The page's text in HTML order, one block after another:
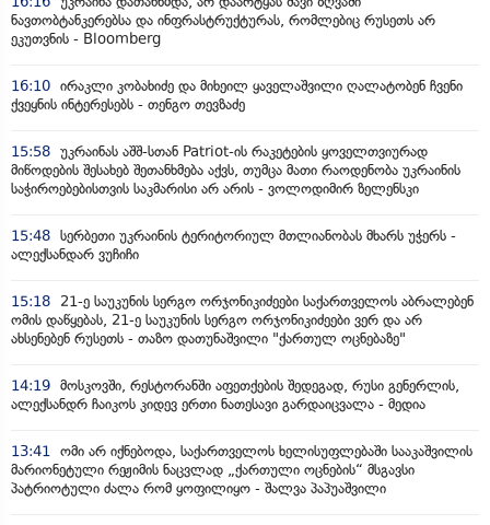
ნავთობტანკერებსა და ინფრასტრუქტურას, რომლებიც რუსეთს არ
ეკუთვნის - Bloomberg
16:10 ირაკლი კობახიძე და მიხეილ ყაველაშვილი ღალატობენ ჩვენი
ქვეყნის ინტერესებს - თენგო თევზაძე
15:58 უკრაინას აშშ-სთან Patriot-ის რაკეტების ყოველთვიურად
მიწოდების შესახებ შეთანხმება აქვს, თუმცა მათი რაოდენობა უკრაინის
საჭიროებებისთვის საკმარისი არ არის - ვოლოდიმირ ზელენსკი
15:48 სერბეთი უკრაინის ტერიტორიულ მთლიანობას მხარს უჭერს -
ალექსანდარ ვუჩიჩი
15:18
21-ე საუკუნის სერგო ორჯონიკიძეები საქართველოს აბრალებენ
ომის დაწყებას, 21-ე საუკუნის სერგო ორჯონიკიძეები ვერ და არ
ახსენებენ რუსეთს - თაზო დათუნაშვილი "ქართულ ოცნებაზე"
14:19 მოსკოვში, რესტორანში აფეთქების შედეგად, რუსი გენერლის,
ალექსანდრ ჩაიკოს კიდევ ერთი ნათესავი გარდაიცვალა - მედია
13:41
ომი არ იქნებოდა, საქართველოს ხელისუფლებაში სააკაშვილის
მარიონეტული რეჟიმის ნაცვლად „ქართული ოცნების“ მსგავსი
პატრიოტული ძალა რომ ყოფილიყო - შალვა პაპუაშვილი